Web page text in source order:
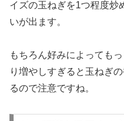
イズの玉ねぎを1つ程度炒
いが出ます。
もちろん好みによっても
り増やしすぎると玉ねぎ
るので注意ですね。